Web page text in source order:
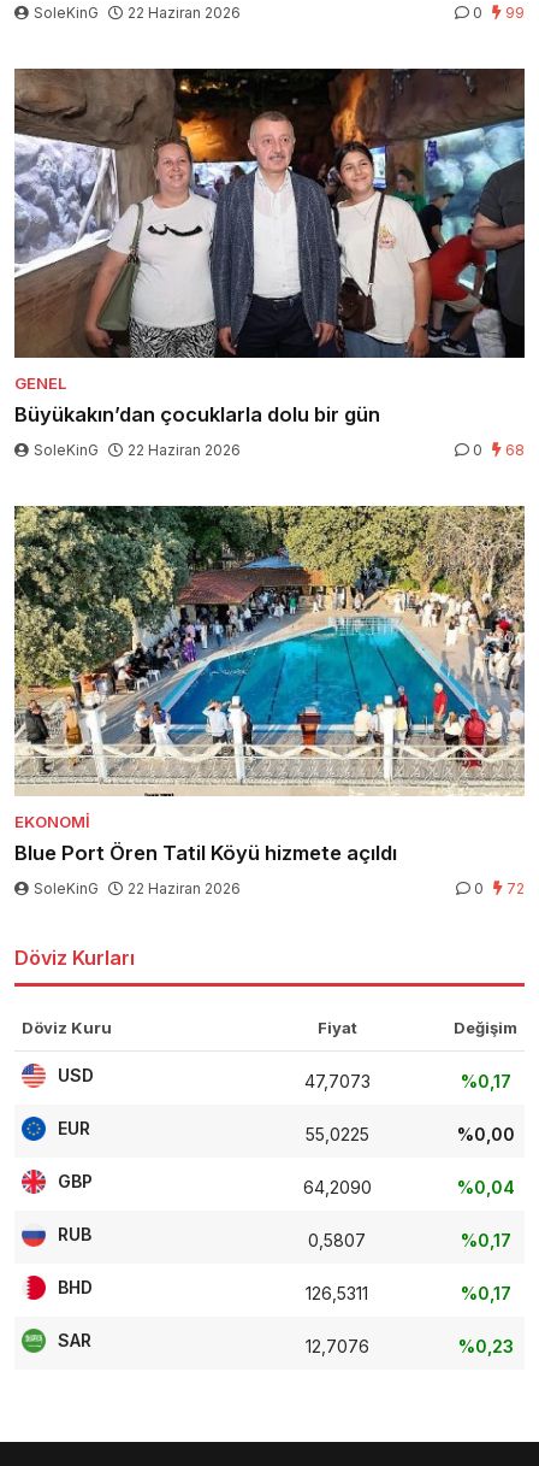
SoleKinG 22 Haziran 2026 0 99
GENEL
Büyükakın’dan çocuklarla dolu bir gün
SoleKinG 22 Haziran 2026 0 68
EKONOMI
Blue Port Ören Tatil Köyü hizmete açıldı
SoleKinG 22 Haziran 2026 0 72
Döviz Kurları
Döviz Kuru Fiyat Değişim
USD 47,7073 %0,17
EUR 55,0225 %0,00
GBP 64,2090 %0,04
RUB 0,5807 %0,17
BHD 126,5311 %0,17
SAR 12,7076 %0,23